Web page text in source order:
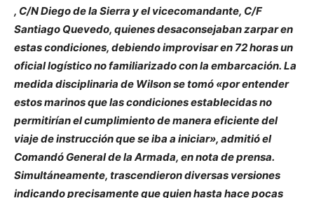
, C/N Diego de la Sierra y el vicecomandante, C/F
Santiago Quevedo, quienes desaconsejaban zarpar en
estas condiciones, debiendo improvisar en 72 horas un
oficial logístico no familiarizado con la embarcación. La
medida disciplinaria de Wilson se tomó «por entender
estos marinos que las condiciones establecidas no
permitirían el cumplimiento de manera eficiente del
viaje de instrucción que se iba a iniciar», admitió el
Comandó General de la Armada, en nota de prensa.
Simultáneamente, trascendieron diversas versiones
indicando precisamente que quien hasta hace pocas